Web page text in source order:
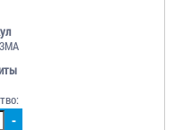
-